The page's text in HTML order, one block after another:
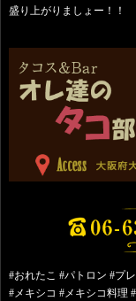
盛り上がりましょー！！
#おれたこ #パトロン #プ
#メキシコ #メキシコ料理